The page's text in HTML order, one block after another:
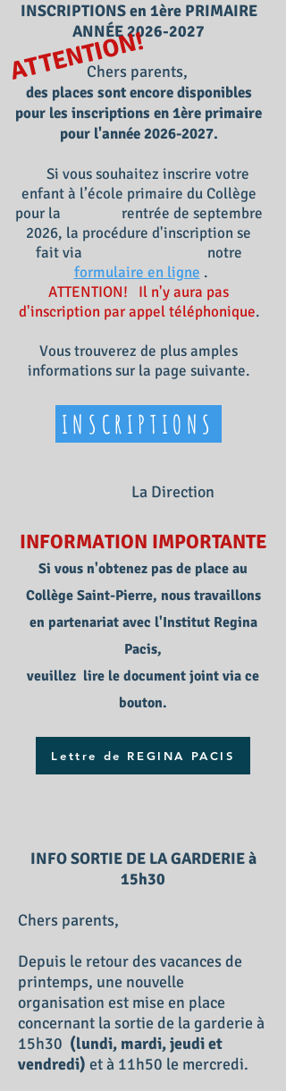
INSCRIPTIONS en 1ère PRIMAIRE
ANNÉE2026-2027
Chers parents,
des places sont encore disponibles
pour les inscriptions en 1ère primaire
pour l'année2026-2027.
Si vous souhaitez inscrire votre
enfant à l’école primaire du Collège
pour la rentrée de septembre
2026, la procédure d'inscription se
fait via notre
formulaire en ligne .
ATTENTION! Il n'y aura pas
d'inscription par appel téléphonique.
​Vous trouverez de plus amples
informations sur la page suivante.
La Direction
INSCRIPTIONS
ATTENTION!
INFORMATION IMPORTANTE
Si vous n'obtenez pas de place au
Collège Saint-Pierre, nous travaillons
en partenariat avec l'Institut Regina
Pacis,
veuillez lire le document joint via ce
bouton.
Lettre de REGINA PACIS
INFO SORTIE DE LA GARDERIE à
15h30
Chers parents,
Depuis le retour des vacances de
printemps, une nouvelle
organisation est mise en place
concernant la sortie de la garderie à
15h30 (lundi, mardi, jeudi et
vendredi) et à 11h50 le mercredi.